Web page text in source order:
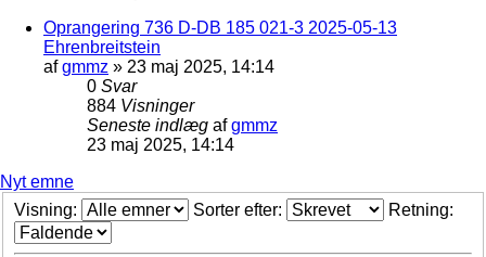
Oprangering 736 D-DB 185 021-3 2025-05-13
Ehrenbreitstein
afgmmz » 23 maj 2025, 14:14
0 Svar
884 Visninger
Seneste indlæg afgmmz
23 maj 2025, 14:14
Nyt emne
Visning:
Sorter efter: Retning: